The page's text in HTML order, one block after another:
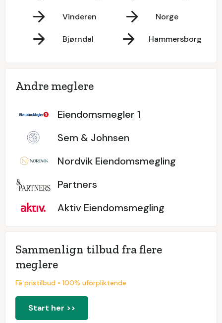
Vinderen Norge
Bjørndal Hammersborg
Andre meglere
Eiendomsmegler 1
Sem & Johnsen
Nordvik Eiendomsmegling
Partners
Aktiv Eiendomsmegling
Sammenlign tilbud fra flere
meglere
Få pristilbud • 100% uforpliktende
Start her >>